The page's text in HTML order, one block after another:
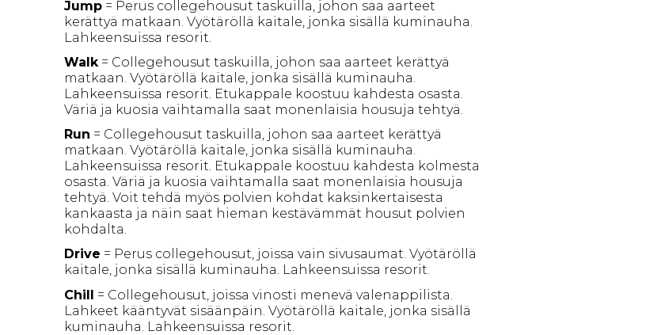
Jump = Perus collegehousut taskuilla, johon saa aarteet
kerättyä matkaan. Vyötäröllä kaitale, jonka sisällä kuminauha.
Lahkeensuissa resorit.
Walk= Collegehousut taskuilla, johon saa aarteet kerättyä
matkaan. Vyötäröllä kaitale, jonka sisällä kuminauha.
Lahkeensuissa resorit. Etukappale koostuu kahdesta osasta.
Väriä ja kuosia vaihtamalla saat monenlaisia housuja tehtyä.
Run = Collegehousut taskuilla, johon saa aarteet kerättyä
matkaan. Vyötäröllä kaitale, jonka sisällä kuminauha.
Lahkeensuissa resorit. Etukappale koostuu kahdesta kolmesta
osasta. Väriä ja kuosia vaihtamalla saat monenlaisia housuja
tehtyä. Voit tehdä myös polvien kohdat kaksinkertaisesta
kankaasta ja näin saat hieman kestävämmät housut polvien
kohdalta.
Drive = Perus collegehousut, joissa vain sivusaumat. Vyötäröllä
kaitale, jonka sisällä kuminauha. Lahkeensuissa resorit.
Chill = Collegehousut, joissa vinosti menevä valenappilista.
Lahkeet kääntyvät sisäänpäin. Vyötäröllä kaitale, jonka sisällä
kuminauha. Lahkeensuissa resorit.